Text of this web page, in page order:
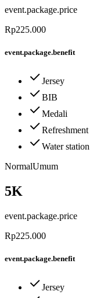
event.package.price
Rp225.000
event.package.benefit
Jersey
BIB
Medali
Refreshment
Water station
NormalUmum
5K
event.package.price
Rp225.000
event.package.benefit
Jersey